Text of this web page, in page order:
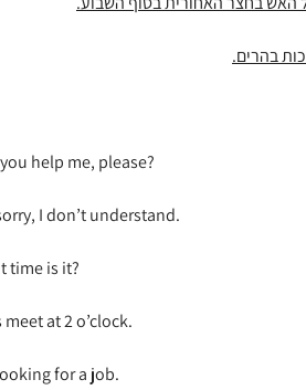
בהרים.
help me, please?
I don’t understand.
time is it?
meet at 2 o’clock.
for a job.